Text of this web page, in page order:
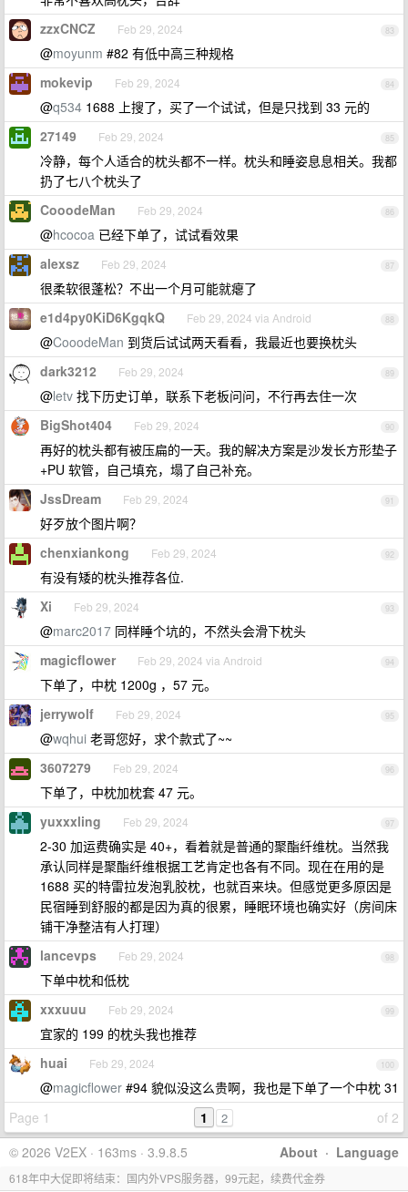
83
zzxCNCZ Feb 29, 2024
@moyunm #82 有低中高三种规格
84
mokevip Feb 29, 2024
@q534 1688 上搜了，买了一个试试，但是只找到 33 元的
85
27149 Feb 29, 2024
冷静，每个人适合的枕头都不一样。枕头和睡姿息息相关。我都
扔了七八个枕头了
86
CooodeMan Feb 29, 2024
@hcocoa 已经下单了，试试看效果
87
alexsz Feb 29, 2024
很柔软很蓬松？不出一个月可能就瘪了
88
e1d4py0KiD6KgqkQ Feb 29, 2024 via Android
@CooodeMan 到货后试试两天看看，我最近也要换枕头
89
dark3212 Feb 29, 2024
@letv 找下历史订单，联系下老板问问，不行再去住一次
90
BigShot404 Feb 29, 2024
再好的枕头都有被压扁的一天。我的解决方案是沙发长方形垫子
+PU 软管，自己填充，塌了自己补充。
91
JssDream Feb 29, 2024
好歹放个图片啊？
92
chenxiankong Feb 29, 2024
有没有矮的枕头推荐各位.
93
Xi Feb 29, 2024
@marc2017 同样睡个坑的，不然头会滑下枕头
94
magicflower Feb 29, 2024 via Android
下单了，中枕 1200g ，57 元。
95
jerrywolf Feb 29, 2024
@wqhui 老哥您好，求个款式了~~
96
3607279 Feb 29, 2024
下单了，中枕加枕套 47 元。
97
yuxxxling Feb 29, 2024
2-30 加运费确实是 40+，看着就是普通的聚酯纤维枕。当然我
承认同样是聚酯纤维根据工艺肯定也各有不同。现在在用的是
1688 买的特雷拉发泡乳胶枕，也就百来块。但感觉更多原因是
民宿睡到舒服的都是因为真的很累，睡眠环境也确实好（房间床
铺干净整洁有人打理）
98
lancevps Feb 29, 2024
下单中枕和低枕
99
xxxuuu Feb 29, 2024
宜家的 199 的枕头我也推荐
100
huai Feb 29, 2024
@magicflower #94 貌似没这么贵啊，我也是下单了一个中枕 31
Page 1
of 2
1 2
About · Language
© 2026 V2EX · 163ms · 3.9.8.5
618年中大促即将结束：国内外VPS服务器，99元起，续费代金券